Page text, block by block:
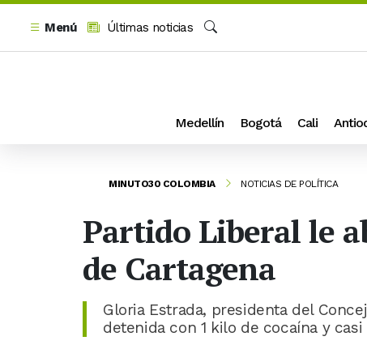
Menú
Últimas noticias
Medellín Bogotá Cali
MINUTO30 COLOMBIA NOTICIAS DE POLÍTICA
Partido Liberal le
de Cartagena
Gloria Estrada, presidenta del
detenida con 1 kilo de cocaína y